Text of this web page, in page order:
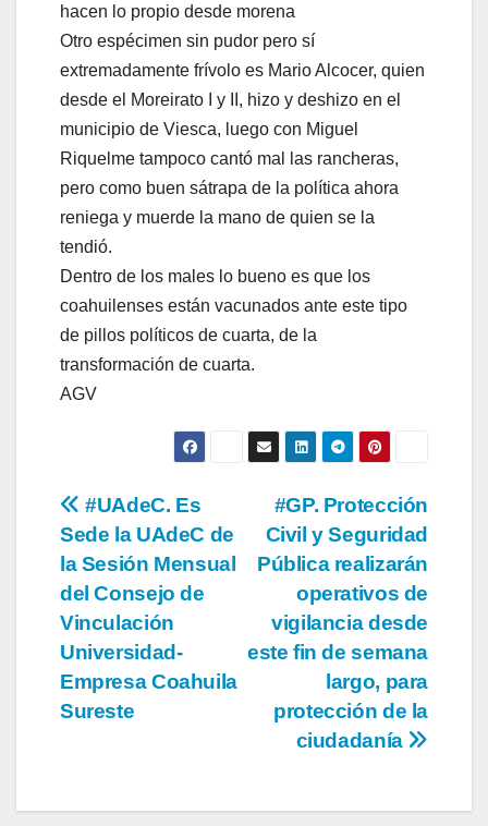
hacen lo propio desde morena
Otro espécimen sin pudor pero sí
extremadamente frívolo es Mario Alcocer, quien
desde el Moreirato I y II, hizo y deshizo en el
municipio de Viesca, luego con Miguel
Riquelme tampoco cantó mal las rancheras,
pero como buen sátrapa de la política ahora
reniega y muerde la mano de quien se la
tendió.
Dentro de los males lo bueno es que los
coahuilenses están vacunados ante este tipo
de pillos políticos de cuarta, de la
transformación de cuarta.
AGV
Navegación
de
entradas
#GP. Protección
Civil y Seguridad
Pública realizarán
operativos de
vigilancia desde
este fin de semana
largo, para
protección de la
ciudadanía
#UAdeC. Es
Sede la UAdeC de
la Sesión Mensual
del Consejo de
Vinculación
Universidad-
Empresa Coahuila
Sureste